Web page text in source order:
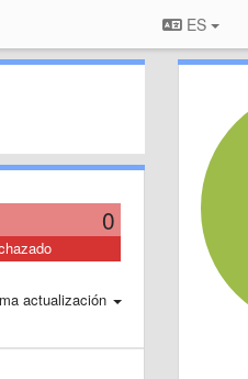
ES
0
actualización